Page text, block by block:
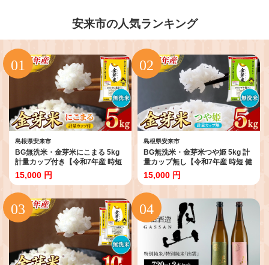
安来市の人気ランキング
島根県安来市
BG無洗米・金芽米にこまる 5kg
計量カップ付き【令和7年産 時短
健康 うまみ 甘み 栄養 おいしい や
わらかい ふっくら ビタミン ミネ
ラル 島根県 安来市】【価格改定
XD】【15-SS-11】
15,000 円
島根県安来市
BG無洗米・金芽米つや姫 5kg 計
量カップ無し【令和7年産 時短 健
康 特別栽培米 うまみ 甘み 栄養 お
いしい 粒ぞろい ふっくら ビタミ
ン ミネラル 島根県 安来市】【価
格改定XB】【15-SS-42-2】
15,000 円